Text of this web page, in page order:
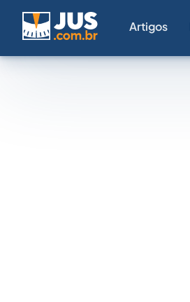
Artigos